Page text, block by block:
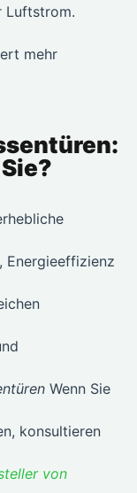
Luftstrom.
mehr
Energieeffizienz
Wenn Sie
konsultieren
von